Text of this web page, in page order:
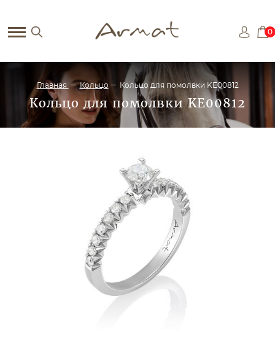
0
Главная Кольцо Кольцо для помолвки KE00812
Кольцо для помолвки KE00812